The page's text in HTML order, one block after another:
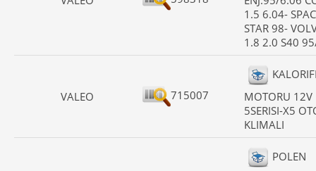
1.5 6.04-
STAR 98-
1.8 2.0 S40
VALEO 715007
MOTORU
5SERISI-X5
KLIMALI
POLEN